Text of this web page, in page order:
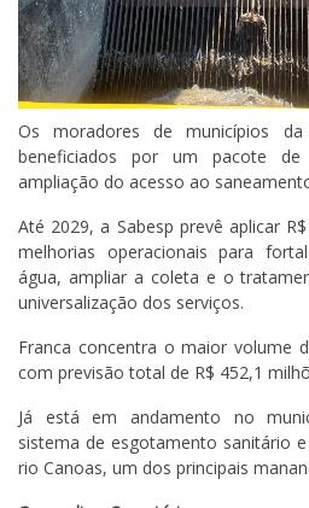
Os moradores de municípios
beneficiados por um pacote
ampliação do acesso ao
Até 2029, a Sabesp prevê aplicar
melhorias operacionais para
água, ampliar a coleta e o
universalização dos serviços.
Franca concentra o maior volume
com previsão total de R$ 452,1
Já está em andamento no
sistema de esgotamento sanitário
rio Canoas, um dos principais